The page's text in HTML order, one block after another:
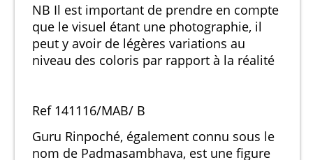
NB Il est important de prendre en compte
que le visuel étant une photographie, il
peut y avoir de légères variations au
niveau des coloris par rapport à la réalité
Ref 141116/MAB/ B
Guru Rinpoché, également connu sous le
nom de Padmasambhava, est une figure